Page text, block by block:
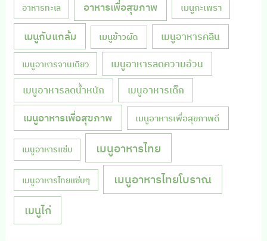
อาหารทะเล อาหารเพื่อสุขภาพ เมนูกะเพรา
เมนูกับแกล้ม เมนูข้าวผัด เมนูอาหารคลีน
เมนูอาหารจานเดียว เมนูอาหารลดความอ้วน
เมนูอาหารลดน้ำหนัก เมนูอาหารเด็ก
เมนูอาหารเพื่อสุขภาพ เมนูอาหารเพื่อสุขภาพดี
เมนูอาหารแซ่บ เมนูอาหารไทย
เมนูอาหารไทยแซ่บๆ เมนูอาหารไทยโบราณ
เมนูไก่